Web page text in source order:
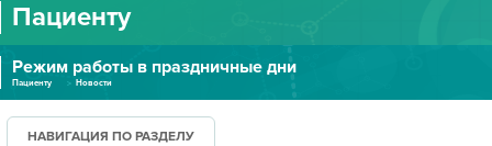
О ЦЕНТРЕ
УСЛУГИ И ЦЕНЫ
ПАЦИЕНТУ
Пациенту
Режим работы в праздничные дни
Пациенту Новости
НАВИГАЦИЯ ПО РАЗДЕЛУ